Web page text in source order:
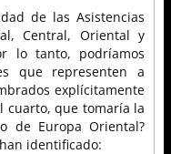
de las Asistencias
Central, Oriental y
lo tanto, podríamos
que representen a
explícitamente
cuarto, que tomaría la
de Europa Oriental?
identificado: